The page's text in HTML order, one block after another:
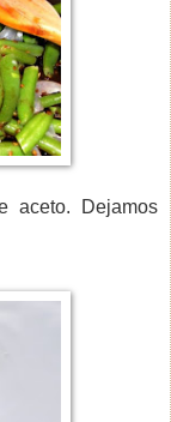
aceto. Dejamos